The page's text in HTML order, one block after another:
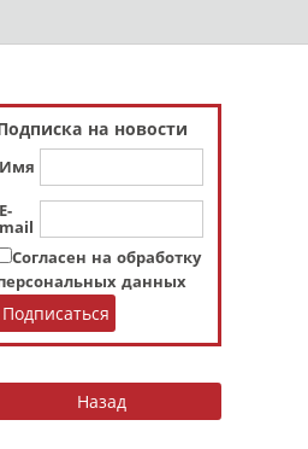
на новости
Имя
E-
mail
Согласен на обработку
данных